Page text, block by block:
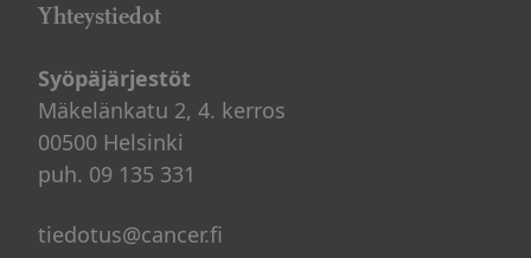
Yhteystiedot
Syöpäjärjestöt
Mäkelänkatu 2, 4. kerros
00500 Helsinki
puh. 09 135 331
tiedotus@cancer.fi